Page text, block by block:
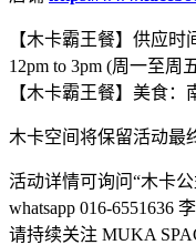
【木卡霸王餐】供应时
12pm to 3pm (周一至周
【木卡霸王餐】美食：
木卡空间将保留活动最
活动详情可询问“木卡公
whatsapp 016-6551636
请持续关注 MUKA